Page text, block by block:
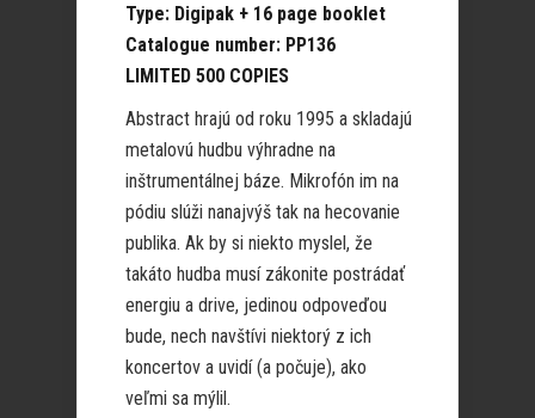
Type: Digipak + 16 page booklet
Catalogue number: PP136
LIMITED 500 COPIES
Abstract hrajú od roku 1995 a skladajú
metalovú hudbu výhradne na
inštrumentálnej báze. Mikrofón im na
pódiu slúži nanajvýš tak na hecovanie
publika. Ak by si niekto myslel, že
takáto hudba musí zákonite postrádať
energiu a drive, jedinou odpoveďou
bude, nech navštívi niektorý z ich
koncertov a uvidí (a počuje), ako
veľmi sa mýlil.